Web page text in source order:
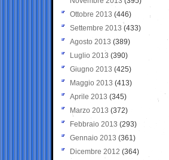
Ottobre 2013 (446)
Settembre 2013 (433)
Agosto 2013 (389)
Luglio 2013 (390)
Giugno 2013 (425)
Maggio 2013 (413)
Aprile 2013 (345)
Marzo 2013 (372)
Febbraio 2013 (293)
Gennaio 2013 (361)
Dicembre 2012 (364)